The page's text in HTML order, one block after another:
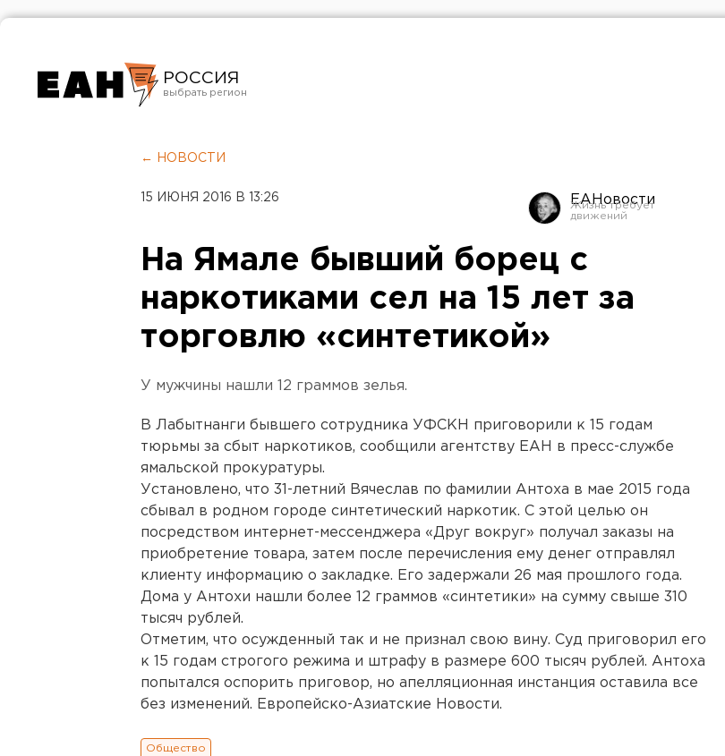
РОССИЯ
Челябинск
← НОВОСТИ
15 ИЮНЯ 2016 В 13:26 ЕАНовости
На Ямале бывший борец с
наркотиками сел на 15 лет за
торговлю «синтетикой»
У мужчины нашли 12 граммов зелья.
В Лабытнанги бывшего сотрудника УФСКН приговорили к 15 годам
тюрьмы за сбыт наркотиков, сообщили агентству ЕАН в пресс-службе
ямальской прокуратуры.
Установлено, что 31-летний Вячеслав по фамилии Антоха в мае 2015 года
сбывал в родном городе синтетический наркотик. С этой целью он
посредством интернет-мессенджера «Друг вокруг» получал заказы на
приобретение товара, затем после перечисления ему денег отправлял
клиенту информацию о закладке. Его задержали 26 мая прошлого года.
Дома у Антохи нашли более 12 граммов «синтетики» на сумму свыше 310
тысяч рублей.
Отметим, что осужденный так и не признал свою вину. Суд приговорил его
к 15 годам строгого режима и штрафу в размере 600 тысяч рублей. Антоха
попытался оспорить приговор, но апелляционная инстанция оставила все
без изменений. Европейско-Азиатские Новости.
Общество